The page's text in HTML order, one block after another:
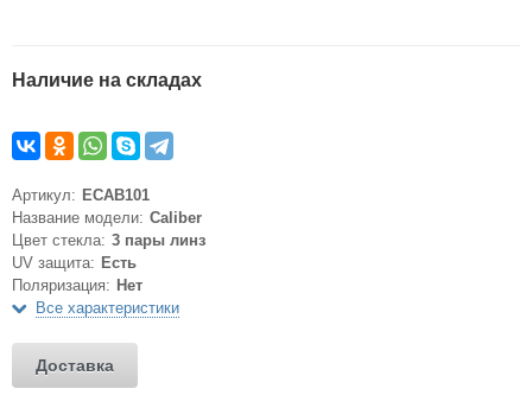
Наличие на складах
Артикул: ECAB101
Название модели: Caliber
Цвет стекла: 3 пары линз
UV защита: Есть
Поляризация: Нет
Все характеристики
Доставка